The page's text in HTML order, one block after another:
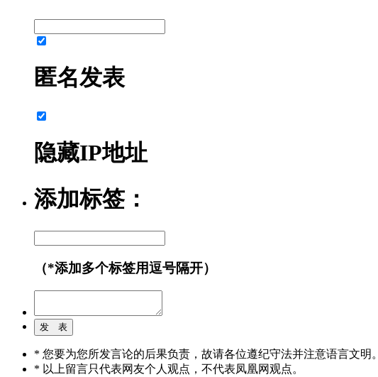
匿名发表
隐藏IP地址
添加标签：
（*添加多个标签用逗号隔开）
* 您要为您所发言论的后果负责，故请各位遵纪守法并注意语言文明。
* 以上留言只代表网友个人观点，不代表凤凰网观点。